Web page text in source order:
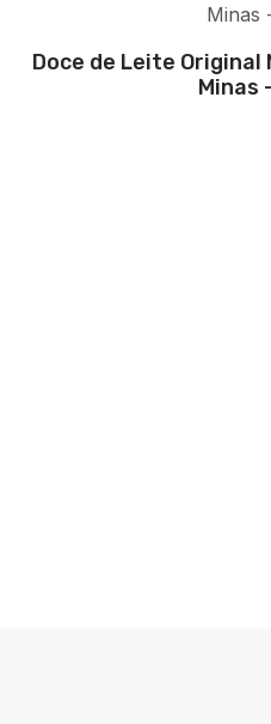
Doce de Leite Original
Minas